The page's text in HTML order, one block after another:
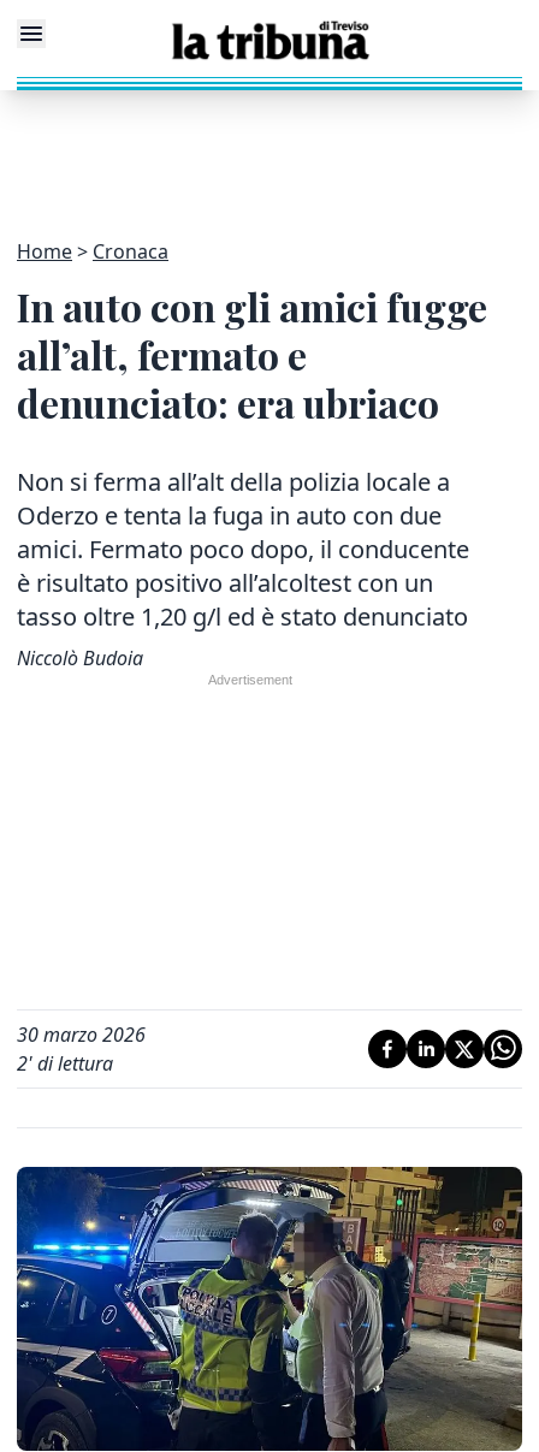
Home Cronaca
In auto con gli amici fugge
all’alt, fermato e
denunciato: era ubriaco
Non si ferma all’alt della polizia locale a
Oderzo e tenta la fuga in auto con due
amici. Fermato poco dopo, il conducente
è risultato positivo all’alcoltest con un
tasso oltre 1,20 g/l ed è stato denunciato
Niccolò Budoia
30 marzo 2026
2' di lettura